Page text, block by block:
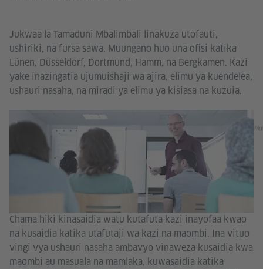
Jukwaa la Tamaduni Mbalimbali linakuza utofauti,
ushiriki, na fursa sawa. Muungano huo una ofisi katika
Lünen, Düsseldorf, Dortmund, Hamm, na Bergkamen. Kazi
yake inazingatia ujumuishaji wa ajira, elimu ya kuendelea,
ushauri nasaha, na miradi ya elimu ya kisiasa na kuzuia.
Chama hiki kinasaidia watu kutafuta kazi inayofaa kwao
na kusaidia katika utafutaji wa kazi na maombi. Ina vituo
vingi vya ushauri nasaha ambavyo vinaweza kusaidia kwa
maombi au masuala na mamlaka, kuwasaidia katika